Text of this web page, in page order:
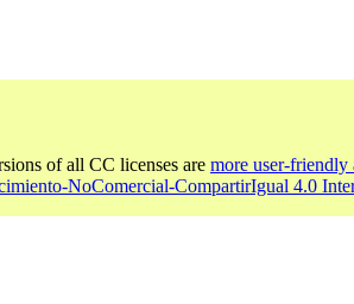
of all CC licenses are more user-friendly
NoComercial-CompartirIgual 4.0